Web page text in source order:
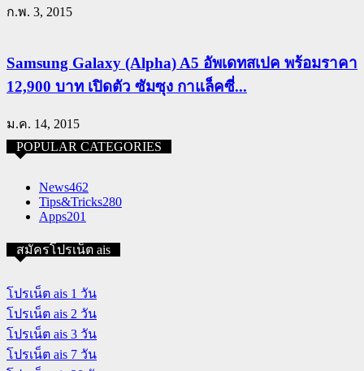
ก.พ. 3, 2015
Samsung Galaxy (Alpha) A5 อัพเดทสเปค พร้อมราคา
12,900 บาท เปิดตัว ซัมซุง กาแล็คซี่...
ม.ค. 14, 2015
POPULAR CATEGORIES
News462
Tips&Tricks280
Apps201
สมัครโปรเน็ต ais
โปรเน็ต ais 1 วัน
โปรเน็ต ais 2 วัน
โปรเน็ต ais 3 วัน
โปรเน็ต ais 7 วัน